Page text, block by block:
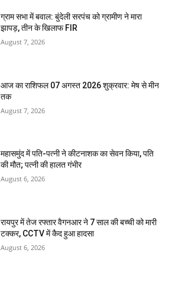
ग्राम सभा में बवाल: बुंदेली सरपंच को ग्रामीण ने मारा
झापड़, तीन के खिलाफ FIR
August 7, 2026
आज का राशिफल 07 अगस्त 2026 शुक्रवार: मेष से मीन
तक
August 7, 2026
महासमुंद में पति-पत्नी ने कीटनाशक का सेवन किया, पति
की मौत; पत्नी की हालत गंभीर
August 6, 2026
रायपुर में तेज रफ्तार वैगनआर ने 7 साल की बच्ची को मारी
टक्कर, CCTV में कैद हुआ हादसा
August 6, 2026